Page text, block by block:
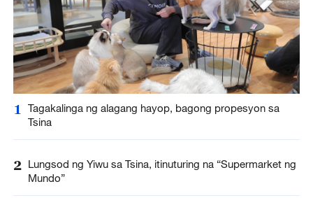
1
Tagakalinga ng alagang hayop, bagong propesyon sa
Tsina
2 Lungsod ng Yiwu sa Tsina, itinuturing na “Supermarket ng
Mundo”